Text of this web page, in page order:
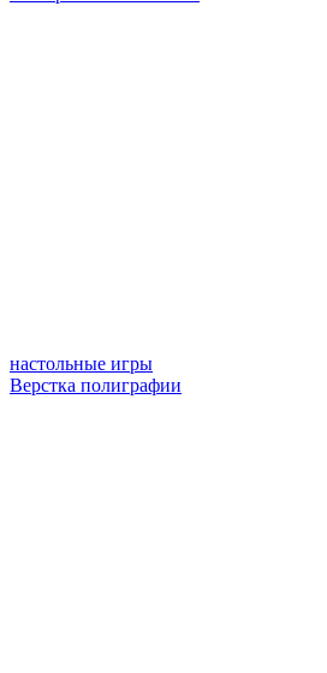
настольные игры
Верстка полиграфии